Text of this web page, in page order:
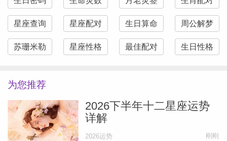
星座查询 星座配对 生日算命 周公解梦
苏珊米勒 星座性格 最佳配对 生日性格
为您推荐
2026下半年十二星座运势
详解
2026运势 刚刚